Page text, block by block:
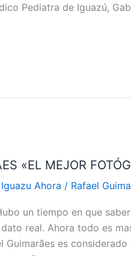
Pediatra de Iguazú,
«EL MEJOR
Ahora / Rafael
un tiempo en que
real. Ahora todo es
Guimarães es